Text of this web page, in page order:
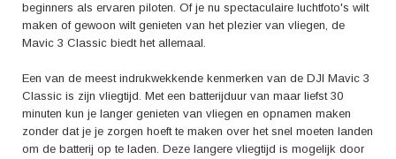
om stabiel in de lucht te blijven, wat zorgt voor betere opnamen.
Daarnaast wordt de beeldkwaliteit geprezen, vooral de scherpte en
detail in de opnames.
Kortom, de DJI Mavic 3 Classic is een uitstekende keuze voor diegenen
die op zoek zijn naar een drone met indrukwekkende prestaties en
geavanceerde functies. Of je nu een professionele fotograaf bent of
gewoon wilt genieten van het plezier van vliegen, deze drone biedt alles
wat je nodig hebt. Met zijn lange batterijduur, uitstekende beeldkwaliteit
beginners als ervaren piloten. Of je nu spectaculaire luchtfoto's wilt
maken of gewoon wilt genieten van het plezier van vliegen, de
Mavic 3 Classic biedt het allemaal.
Een van de meest indrukwekkende kenmerken van de DJI Mavic 3
Classic is zijn vliegtijd. Met een batterijduur van maar liefst 30
minuten kun je langer genieten van vliegen en opnamen maken
zonder dat je je zorgen hoeft te maken over het snel moeten landen
om de batterij op te laden. Deze langere vliegtijd is mogelijk door